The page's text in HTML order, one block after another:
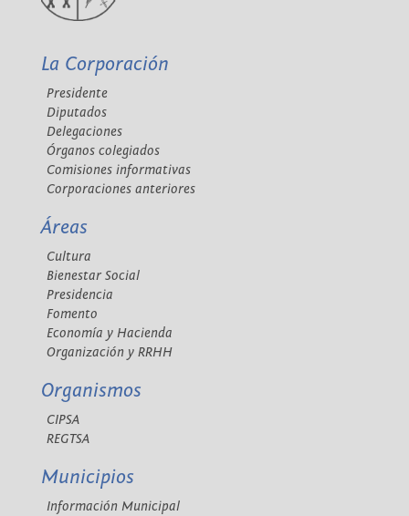
La Corporación
Presidente
Diputados
Delegaciones
Órganos colegiados
Comisiones informativas
Corporaciones anteriores
Áreas
Cultura
Bienestar Social
Presidencia
Fomento
Economía y Hacienda
Organización y RRHH
Organismos
CIPSA
REGTSA
Municipios
Información Municipal